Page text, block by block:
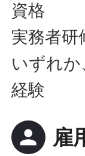
資格
実務者研
いずれ
経験
person 雇